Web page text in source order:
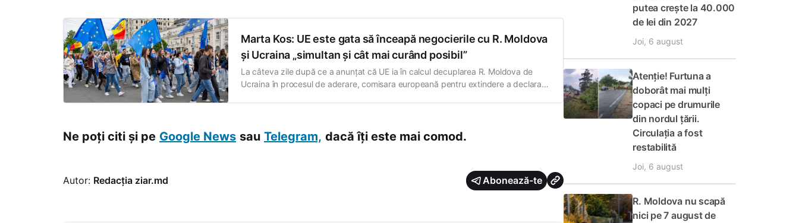
Marta Kos: UE este gata să înceapă negocierile cu R. Moldova
și Ucraina „simultan și cât mai curând posibil”
La câteva zile după ce a anunțat că UE ia în calcul decuplarea R. Moldova de
Ucraina în procesul de aderare, comisara europeană pentru extindere a declarat
Ne poți citi și pe Google News sau Telegram, dacă îți este mai comod.
Autor: Redacția ziar.md Abonează-te
putea crește la 40.000
de lei din 2027
Joi, 6 august
Atenție! Furtuna a
doborât mai mulți
copaci pe drumurile
din nordul țării.
Circulația a fost
restabilită
Joi, 6 august
R. Moldova nu scapă
nici pe 7 august de